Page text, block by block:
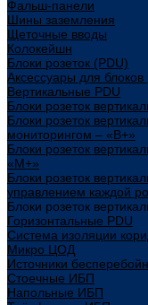
Фальш-панели
Шины заземления
Щеточные вводы
Колокейшн
Блоки розеток (PDU)
Аксессуары для
Вертикальные PDU
Блоки розеток
Блоки розеток
мониторингом – «В+»
Блоки розеток
«М+»
Блоки розеток
управлением каждой
Блоки розеток
Горизонтальные PDU
Система изоляции
Микро ЦОД
Источники
Стоечные ИБП
Напольные ИБП